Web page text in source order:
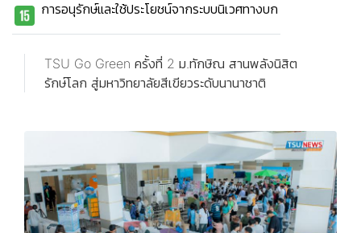
การอนุรักษ์และใช้ประโยชน์จากระบบนิเวศทางบก
TSU Go Green ครั้งที่ 2 ม.ทักษิณ สานพลังนิสิต
รักษ์โลก สู่มหาวิทยาลัยสีเขียวระดับนานาชาติ